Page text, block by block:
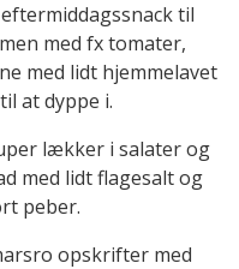
til
med fx tomater,
med lidt hjemmelavet
at dyppe i.
lækker i salater og
med lidt flagesalt og
peber.
opskrifter med